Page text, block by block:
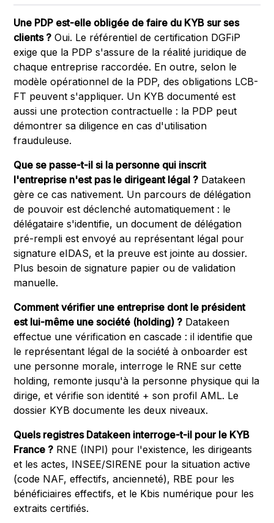
Une PDP est-elle obligée de faire du KYB sur ses
clients ? Oui. Le référentiel de certification DGFiP
exige que la PDP s'assure de la réalité juridique de
chaque entreprise raccordée. En outre, selon le
modèle opérationnel de la PDP, des obligations LCB-
FT peuvent s'appliquer. Un KYB documenté est
aussi une protection contractuelle : la PDP peut
démontrer sa diligence en cas d'utilisation
frauduleuse.
Que se passe-t-il si la personne qui inscrit
l'entreprise n'est pas le dirigeant légal ? Datakeen
gère ce cas nativement. Un parcours de délégation
de pouvoir est déclenché automatiquement : le
délégataire s'identifie, un document de délégation
pré-rempli est envoyé au représentant légal pour
signature eIDAS, et la preuve est jointe au dossier.
Plus besoin de signature papier ou de validation
manuelle.
Comment vérifier une entreprise dont le président
est lui-même une société (holding) ? Datakeen
effectue une vérification en cascade : il identifie que
le représentant légal de la société à onboarder est
une personne morale, interroge le RNE sur cette
holding, remonte jusqu'à la personne physique qui la
dirige, et vérifie son identité + son profil AML. Le
dossier KYB documente les deux niveaux.
Quels registres Datakeen interroge-t-il pour le KYB
France ? RNE (INPI) pour l'existence, les dirigeants
et les actes, INSEE/SIRENE pour la situation active
(code NAF, effectifs, ancienneté), RBE pour les
bénéficiaires effectifs, et le Kbis numérique pour les
extraits certifiés.